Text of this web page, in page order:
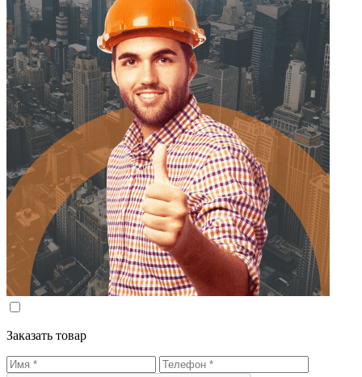
Заказать товар